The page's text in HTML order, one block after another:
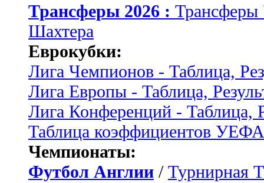
Трансферы 2026 :
Шахтера
Еврокубки:
Лига Чемпионов - Таблица,
Лига Европы - Таблица,
Лига Конференций - Таблица,
Таблица коэффициентов УЕФА
Чемпионаты:
Футбол Англии / Турнирная